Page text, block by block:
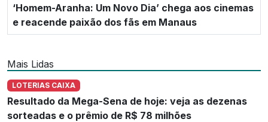
‘Homem-Aranha: Um Novo Dia’ chega aos cinemas
e reacende paixão dos fãs em Manaus
Mais Lidas
LOTERIAS CAIXA
Resultado da Mega-Sena de hoje: veja as dezenas
sorteadas e o prêmio de R$ 78 milhões